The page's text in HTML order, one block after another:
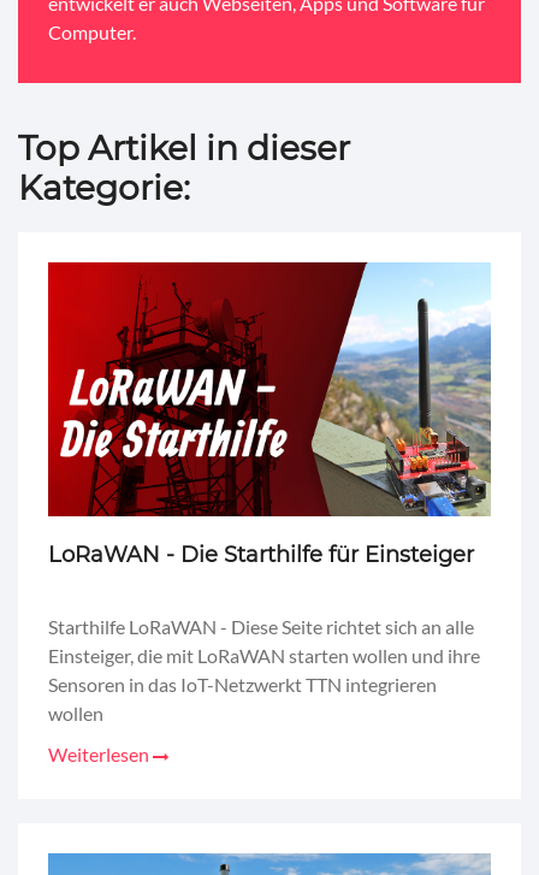
Computer.
Top Artikel in dieser
Kategorie:
LoRaWAN - Die Starthilfe für Einsteiger
Starthilfe LoRaWAN - Diese Seite richtet sich an alle
Einsteiger, die mit LoRaWAN starten wollen und ihre
Sensoren in das IoT-Netzwerkt TTN integrieren
wollen
Weiterlesen